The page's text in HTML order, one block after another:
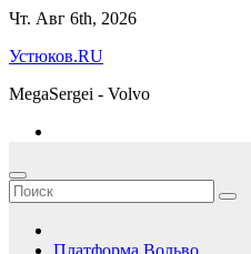
Перейти
содержимому
Чт. Авг 6th, 2026
Устюков.RU
MegaSergei - Volvo
Платформа Вольво